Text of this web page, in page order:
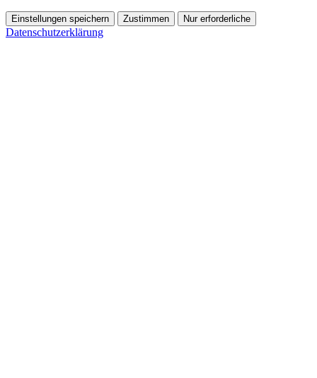
Einstellungen speichern Zustimmen Nur erforderliche
Datenschutzerklärung